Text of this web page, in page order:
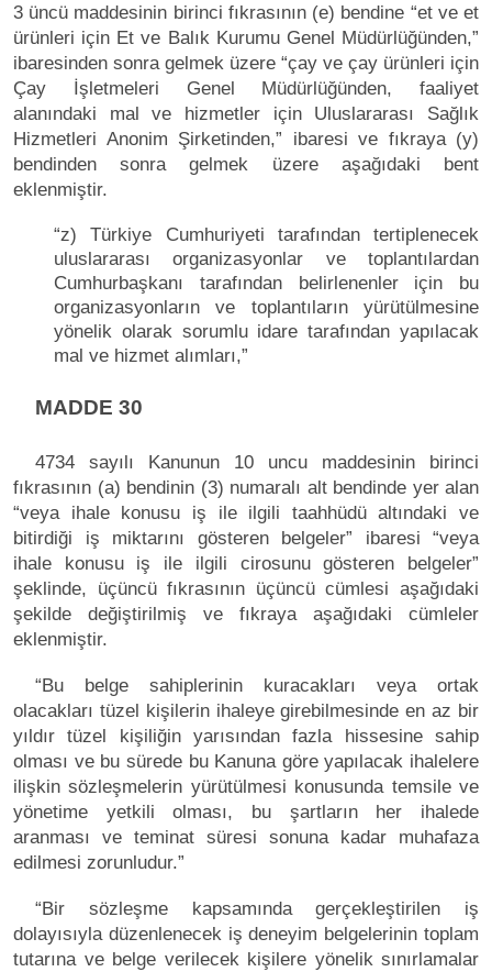
3 üncü maddesinin birinci fıkrasının (e) bendine “et ve et
ürünleri için Et ve Balık Kurumu Genel Müdürlüğünden,”
ibaresinden sonra gelmek üzere “çay ve çay ürünleri için
Çay İşletmeleri Genel Müdürlüğünden, faaliyet
alanındaki mal ve hizmetler için Uluslararası Sağlık
Hizmetleri Anonim Şirketinden,” ibaresi ve fıkraya (y)
bendinden sonra gelmek üzere aşağıdaki bent
eklenmiştir.
“z) Türkiye Cumhuriyeti tarafından tertiplenecek
uluslararası organizasyonlar ve toplantılardan
Cumhurbaşkanı tarafından belirlenenler için bu
organizasyonların ve toplantıların yürütülmesine
yönelik olarak sorumlu idare tarafından yapılacak
mal ve hizmet alımları,”
MADDE 30
4734 sayılı Kanunun 10 uncu maddesinin birinci
fıkrasının (a) bendinin (3) numaralı alt bendinde yer alan
“veya ihale konusu iş ile ilgili taahhüdü altındaki ve
bitirdiği iş miktarını gösteren belgeler” ibaresi “veya
ihale konusu iş ile ilgili cirosunu gösteren belgeler”
şeklinde, üçüncü fıkrasının üçüncü cümlesi aşağıdaki
şekilde değiştirilmiş ve fıkraya aşağıdaki cümleler
eklenmiştir.
“Bu belge sahiplerinin kuracakları veya ortak
olacakları tüzel kişilerin ihaleye girebilmesinde en az bir
yıldır tüzel kişiliğin yarısından fazla hissesine sahip
olması ve bu sürede bu Kanuna göre yapılacak ihalelere
ilişkin sözleşmelerin yürütülmesi konusunda temsile ve
yönetime yetkili olması, bu şartların her ihalede
aranması ve teminat süresi sonuna kadar muhafaza
edilmesi zorunludur.”
“Bir sözleşme kapsamında gerçekleştirilen iş
dolayısıyla düzenlenecek iş deneyim belgelerinin toplam
tutarına ve belge verilecek kişilere yönelik sınırlamalar